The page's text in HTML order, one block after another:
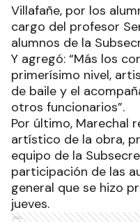
Villafañe, por los
cargo del profesor
alumnos de la
Y agregó: “Más los
primerísimo nivel,
de baile y el
otros funcionarios”.
Por último, Marechal
artístico de la obra,
equipo de la
participación de las
general que se hizo
jueves.
Ads